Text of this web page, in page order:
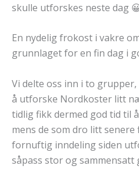
skulle utforskes neste dag
En nydelig frokost i vakre
grunnlaget for en fin dag i
Vi delte oss inn i to
å utforske Nordkoster litt
tidlig fikk dermed god tid til
mens de som dro litt senere
fornuftig inndeling siden
såpass stor og sammensatt